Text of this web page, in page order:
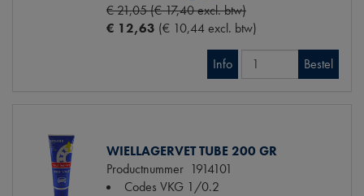
€ 21,05 (€ 17,40 excl. btw)
€ 12,63 (€ 10,44 excl. btw)
Info Bestel
WIELLAGERVET TUBE 200 GR
Productnummer 1914101
Codes VKG 1/0.2